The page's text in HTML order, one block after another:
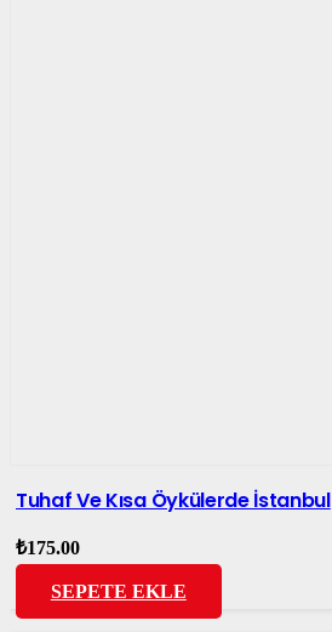
Tuhaf Ve Kısa Öykülerde İstanbul
₺175.00
SEPETE EKLE